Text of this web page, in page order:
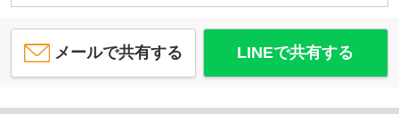
メールで共有する LINEで共有する